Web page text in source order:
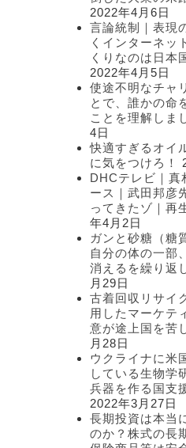
2022年4月6日
言論統制｜表現
くインターネッ
くりなのは日本
2022年4月5日
使途不明なチャ
とで、誰かの命
ことを理解しま
4日
快適すぎるオイ
に気をつけろ！
DHCテレビ｜真
ース｜武田邦彦
ってきたゾ｜再
年4月2日
ガンと砂糖（糖
自分の体の一部
消えるを繰り返
月29日
古着回収リサイ
用したマーケテ
意が途上国を苦
月28日
ウクライナに米
している生物学
兵器を作る国支
2022年3月27日
長期投資は本当
のか？株式の長